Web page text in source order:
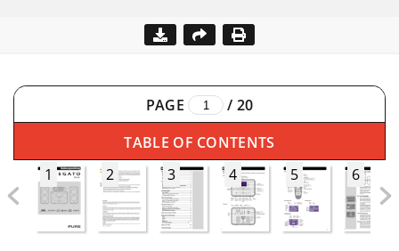
PAGE / 20
TABLE OF CONTENTS
1
2 3 4 5 6